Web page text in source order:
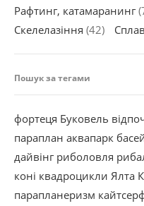
Рафтинг, катамаранинг
Скелелазіння (42)
Пошук за тегами
фортеця Буковель
параплан аквапарк
дайвінг риболовля
коні квадроцикли Ялта
парапланеризм